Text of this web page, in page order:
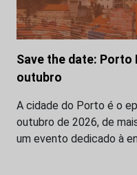
Save the date: Porto
outubro
A cidade do Porto é o
outubro de 2026, de
um evento dedicado à